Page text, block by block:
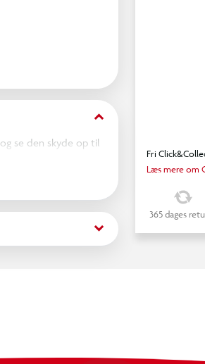
keyboard_arrow_down
se den skyde op til
keyboard_arrow_down
Fri
Læs mere om
365 dages